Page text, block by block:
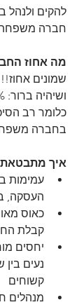
להקים ולנהל
חברה
מה אחוז
שמונים
ושיהיה ברור: 80% !!!
כלומר רב
בחברה
איך מתבטאת
עמימות
העסקה,
כאוס
קבלת
יחסים
נעים בין
קשוחים
מנהלים